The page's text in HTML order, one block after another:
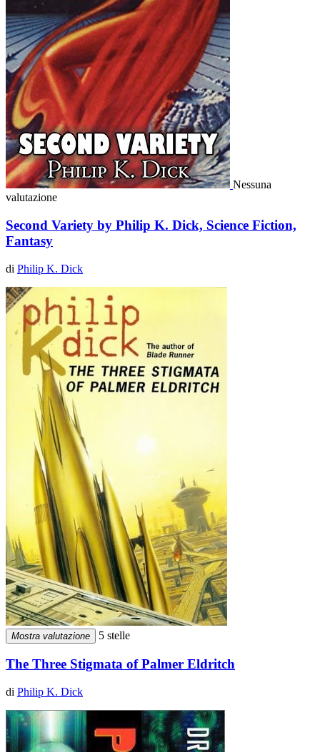
Nessuna
valutazione
Second Variety by Philip K. Dick, Science Fiction,
Fantasy
di Philip K. Dick
Mostra valutazione 5 stelle
The Three Stigmata of Palmer Eldritch
di Philip K. Dick